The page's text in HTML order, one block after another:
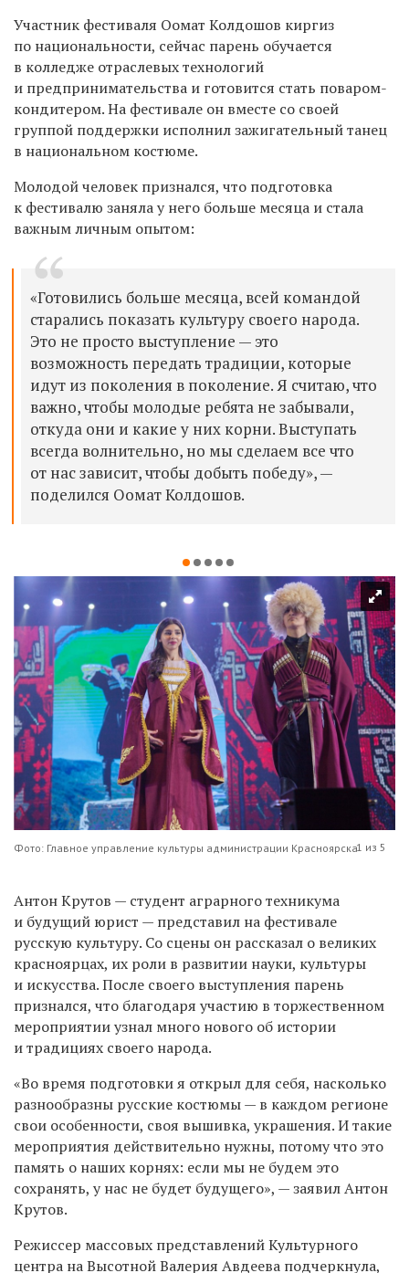
Участник фестиваля Оомат Колдошов киргиз
по национальности, сейчас парень обучается
в колледже отраслевых технологий
и предпринимательства и готовится стать поваром-
кондитером. На фестивале он вместе со своей
группой поддержки исполнил зажигательный танец
в национальном костюме.
Молодой человек признался, что подготовка
к фестивалю заняла у него больше месяца и стала
важным личным опытом:
«Готовились больше месяца, всей командой
старались показать культуру своего народа.
Это не просто выступление — это
возможность передать традиции, которые
идут из поколения в поколение. Я считаю, что
важно, чтобы молодые ребята не забывали,
откуда они и какие у них корни. Выступать
всегда волнительно, но мы сделаем все что
от нас зависит, чтобы добыть победу», —
поделился Оомат Колдошов.
Фото: Главное управление культуры администрации Красноярска1 из 5
Антон Крутов — студент аграрного техникума
и будущий юрист — представил на фестивале
русскую культуру. Со сцены он рассказал о великих
красноярцах, их роли в развитии науки, культуры
и искусства. После своего выступления парень
признался, что благодаря участию в торжественном
мероприятии узнал много нового об истории
и традициях своего народа.
«Во время подготовки я открыл для себя, насколько
разнообразны русские костюмы — в каждом регионе
свои особенности, своя вышивка, украшения. И такие
мероприятия действительно нужны, потому что это
память о наших корнях: если мы не будем это
сохранять, у нас не будет будущего», — заявил Антон
Крутов.
Режиссер массовых представлений Культурного
центра на Высотной Валерия Авдеева подчеркнула,